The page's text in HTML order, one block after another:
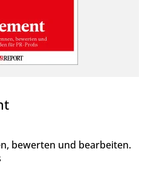
bewerten und bearbeiten.